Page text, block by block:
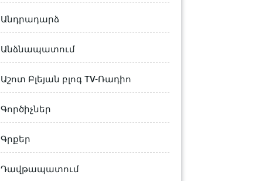
Անդրադարձ
Անձնապատում
Աշոտ Բլեյան բլոգ TV-Ռադիո
Գործիչներ
Գրքեր
Դավթապատում